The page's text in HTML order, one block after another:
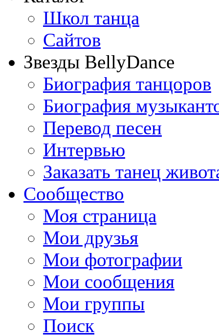
Школ танца
Сайтов
Звезды BellyDance
Биография танцоров
Биография
Перевод песен
Интервью
Заказать танец
Сообщество
Моя страница
Мои друзья
Мои фотографии
Мои сообщения
Мои группы
Поиск